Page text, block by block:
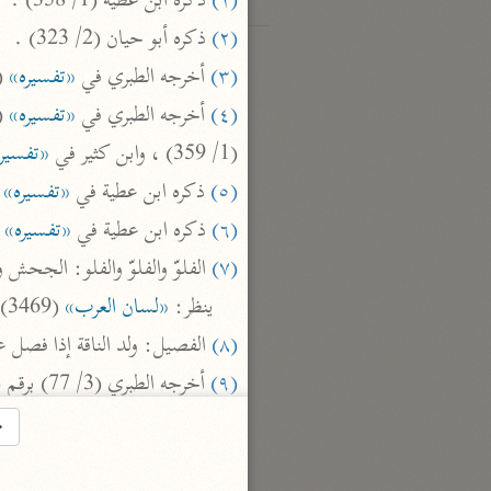
(٢)
ذكره أبو حيان (2/ 323) .
(٣)
أخرجه الطبري في «تفسيره» (3/ 69) برقم
(٤)
أخرجه الطبري في «تفسيره» (1/ 70) برقم
(1/ 359) ، وابن كثير في
(٥)
ذكره ابن عطية في «تفسيره»
(٦)
ذكره ابن عطية في «تفسيره»
(٧)
الفلوّ والفلوّ والفلو:
ينظر: «لسان العرب» (3469) .
(٨)
الفصيل: ولد الناقة إذا
(٩)
أخرجه الطبري (3/ 77) برقم (6102) .